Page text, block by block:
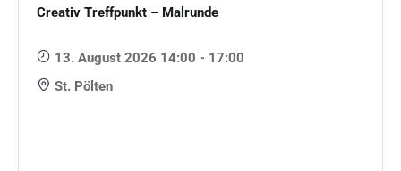
Creativ Treffpunkt – Malrunde
13. August 2026 14:00 - 17:00
St. Pölten